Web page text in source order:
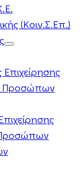
(Κοιν.Σ.Επ.)
Προσώπων